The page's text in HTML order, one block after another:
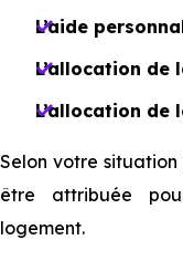
L’aide
L’allocation de
L’allocation de
Selon votre situation
être attribuée
logement.